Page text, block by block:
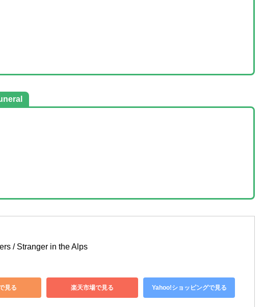
/ Stranger in the Alps
見る 楽天市場で見る Yahoo!ショッピングで見る